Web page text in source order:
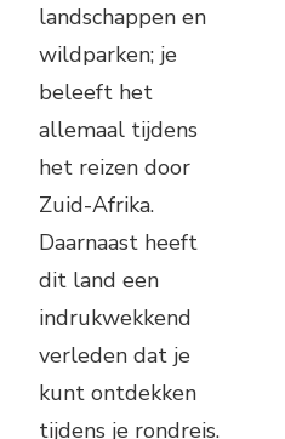
landschappen en
wildparken; je
beleeft het
allemaal tijdens
het reizen door
Zuid-Afrika.
Daarnaast heeft
dit land een
indrukwekkend
verleden dat je
kunt ontdekken
tijdens je rondreis.